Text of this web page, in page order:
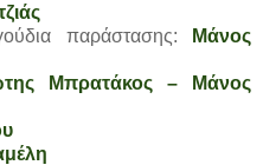
παράστασης:
Μάνος
Μπρατάκος – Μάνος